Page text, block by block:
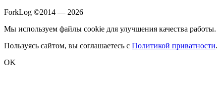
ForkLog ©2014 — 2026
Мы используем файлы cookie для улучшения качества работы.
Пользуясь сайтом, вы соглашаетесь с Политикой приватности.
OK